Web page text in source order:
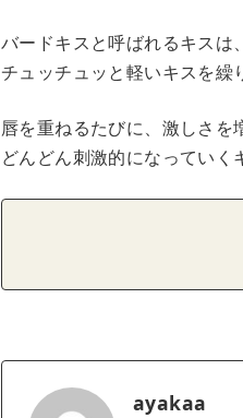
バードキスと呼ばれるキスは
チュッチュッと軽いキスを繰
唇を重ねるたびに、激しさを
どんどん刺激的になっていく
ayakaa